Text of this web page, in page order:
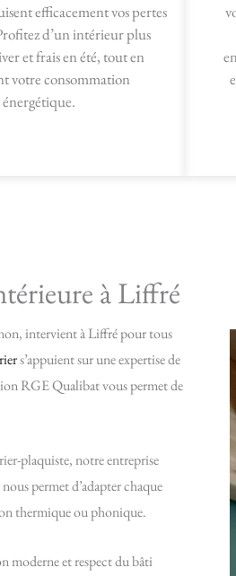
efficacement vos pertes
d’un intérieur plus
et frais en été, tout en
votre consommation
énergétique.
à Liffré
intervient à Liffré pour tous
s’appuient sur une expertise de
RGE Qualibat vous permet de
plaquiste, notre entreprise
permet d’adapter chaque
thermique ou phonique.
moderne et respect du bâti